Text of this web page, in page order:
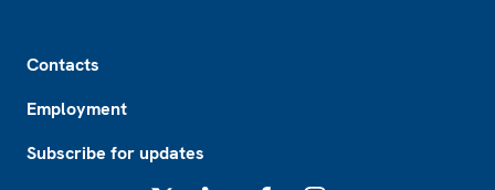
Contacts
Employment
Subscribe for updates